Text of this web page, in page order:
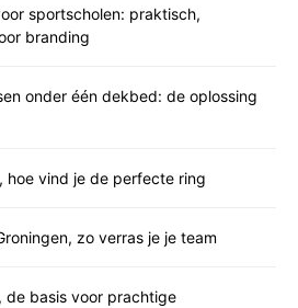
sportscholen: praktisch,
branding
onder één dekbed: de oplossing
hoe vind je de perfecte ring
zo verras je je team
de basis voor prachtige